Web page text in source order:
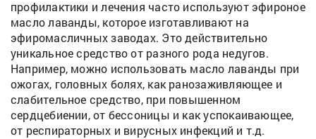
профилактики и лечения часто используют эфироное
масло лаванды, которое изготавливают на
эфиромасличных заводах. Это действительно
уникальное средство от разного рода недугов.
Например, можно использовать масло лаванды при
ожогах, головных болях, как ранозаживляющее и
слабительное средство, при повышенном
сердцебиении, от бессоницы и как успокаивающее,
от респираторных и вирусных инфекций и т.д.